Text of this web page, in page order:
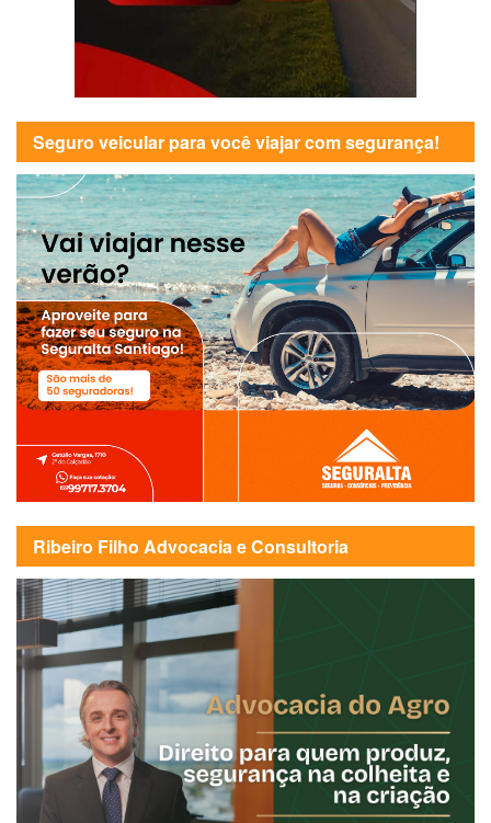
Seguro veicular para você viajar com segurança!
Ribeiro Filho Advocacia e Consultoria